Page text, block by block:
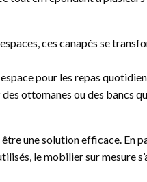
ces canapés se
pour les repas
des ottomanes ou des bancs
une solution efficace. En
le mobilier sur mesure